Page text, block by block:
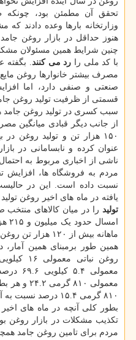
تحقق آن مطمئن بود، چونکه
وزارتخانه بارها وعده دادند
هنوز حداقل در بازار روغن
چنین شرایط همین مسئولان
با کد ملی را رد می کنند. بگفته
مصرف بیشتر خانوارها روغن
صنعتی و صنفی دارد، اما
قسمتی از ظرفیت تولید روغن
سبب کسری در تولید روغن
از جانب دیگر قبادی میانگین
عنوان کرده و نابسامانی در
ناشی از اخباری مربوط به
مردم به فروشگاه ها، افزایش
نسبت داده است. این در
یافته در ماه های اخیر روغن
تولید
ماهانه بیش از ۱۲۰ هزار تن روغن نباتی در کشور تولید شده است.
همین طور برمبنای همین
معمولی
۸۱۰ گرمی ۱۵.۴ درصد نسبت به آذر سال قبل افزایش یافته است.
بطور کلی آنچه در ماه های
تکذیب مشکلات در بازار روغن
مردم برای تامین روغن جامد